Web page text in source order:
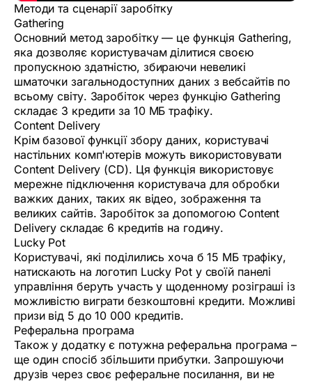
Методи та сценарії заробітку
Gathering
Основний метод заробітку — це функція Gathering,
яка дозволяє користувачам ділитися своєю
пропускною здатністю, збираючи невеликі
шматочки загальнодоступних даних з вебсайтів по
всьому світу. Заробіток через функцію Gathering
складає 3 кредити за 10 МБ трафіку.
Content Delivery
Крім базової функції збору даних, користувачі
настільних комп'ютерів можуть використовувати
Content Delivery (CD). Ця функція використовує
мережне підключення користувача для обробки
важких даних, таких як відео, зображення та
великих сайтів. Заробіток за допомогою Content
Delivery складає 6 кредитів на годину.
Lucky Pot
Користувачі, які поділились хоча б 15 МБ трафіку,
натискають на логотип Lucky Pot у своїй панелі
управління беруть участь у щоденному розіграші із
можливістю виграти безкоштовні кредити. Можливі
призи від 5 до 10 000 кредитів.
Реферальна програма
Також у додатку є потужна реферальна програма –
ще один спосіб збільшити прибутки. Запрошуючи
друзів через своє реферальне посилання, ви не